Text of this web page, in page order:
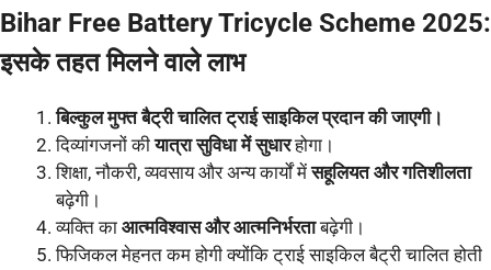
Bihar Free Battery Tricycle Scheme 2025:
इसके तहत मिलने वाले लाभ
बिल्कुल मुफ्त बैट्री चालित ट्राई साइकिल प्रदान की जाएगी।
दिव्यांगजनों कीयात्रा सुविधा में सुधारहोगा।
शिक्षा, नौकरी, व्यवसाय और अन्य कार्यों मेंसहूलियत और गतिशीलता
बढ़ेगी।
व्यक्ति का आत्मविश्वास और आत्मनिर्भरताबढ़ेगी।
फिजिकल मेहनत कम होगी क्योंकि ट्राई साइकिल बैट्री चालित होती